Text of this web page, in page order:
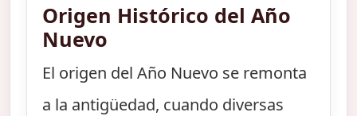
Origen Histórico del Año
Nuevo
El origen del Año Nuevo se remonta
a la antigüedad, cuando diversas